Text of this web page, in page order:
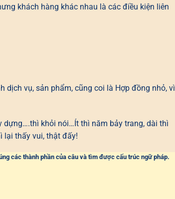
khách hàng khác nhau là các điều kiện liên
vụ, sản phẩm, cũng coi là Hợp đồng nhỏ, vì
dựng….thì khỏi nói…Ít thì năm bảy trang, dài thì
lại thấy vui, thật đấy!
các thành phần của câu và tìm được cấu trúc ngữ pháp.